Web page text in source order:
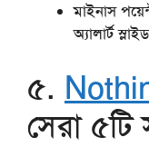
মাইনাস
অ্যালার্ট
৫.
সেরা ৫টি